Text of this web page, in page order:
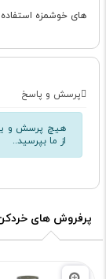
های خوشمزه
پرسش و پاسخ
هیچ پرسش و یا
از ما بپرسید..
پرفروش های